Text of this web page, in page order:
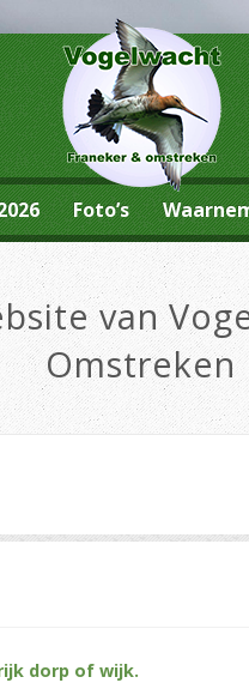
Foto’s
van
Omstreken
dorp of wijk.